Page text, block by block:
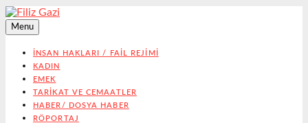
Menu
İNSAN HAKLARI / FAIL REJIMI
KADIN
EMEK
TARIKAT VE CEMAATLER
HABER/ DOSYA HABER
RÖPORTAJ